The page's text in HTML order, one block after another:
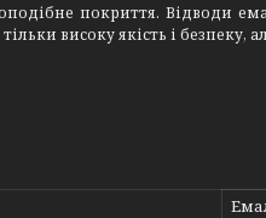
покриття. Відводи
високу якість і безпеку,